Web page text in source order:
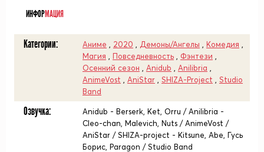
ИНФОРМАЦИЯ
Категории: Аниме 2020 Демоны/Ангелы Комедия
Магия
Повседневность Фэнтези
Осенний сезон
Anidub Anilibria
AnimeVost
AniStar SHIZA-Project
Studio
Band
Озвучка:
Anidub - Berserk, Ket, Orru / Anilibria -
Cleo-chan, Malevich, Nuts / AnimeVost /
AniStar / SHIZA-project - Kitsune, Abe, Гусь
Борис, Paragon / Studio Band